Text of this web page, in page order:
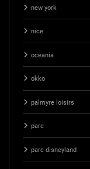
new york
nice
oceania
okko
palmyre loisirs
parc
parc disneyland